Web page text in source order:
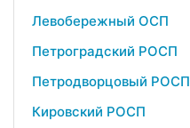
Левобережный ОСП
Петроградский РОСП
Петродворцовый РОСП
Кировский РОСП